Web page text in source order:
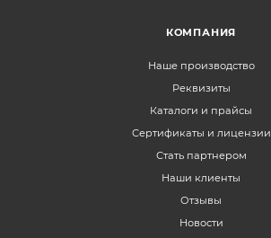
КОМПАНИЯ
Наше производство
Реквизиты
Каталоги и прайсы
Сертификаты и лицензии
Стать партнером
Наши клиенты
Отзывы
Новости